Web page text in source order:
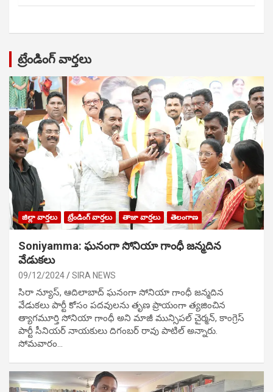
ట్రేండింగ్ వార్తలు
జిల్లా వార్తలు ట్రేండింగ్ వార్తలు తాజా వార్తలు తెలంగాణ
Soniyamma: ఘ‌నంగా సోనియా గాంధీ జ‌న్మ‌దిన
వేడుక‌లు
09/12/2024 SIRA NEWS
సిరా న్యూస్, ఆదిలాబాద్ ఘ‌నంగా సోనియా గాంధీ జ‌న్మ‌దిన
వేడుక‌లు పార్టీ కోసం ప‌ద‌వుల‌ను తృణ ప్రాయంగా త్య‌జించిన
త్యాగమూర్తి సోనియా గాంధీ అని మాజీ మున్సిప‌ల్ చైర్మ‌న్, కాంగ్రెస్
పార్టీ సీనియ‌ర్ నాయ‌కులు దిగంబ‌ర్ రావు పాటిల్ అన్నారు.
సోమవారం…